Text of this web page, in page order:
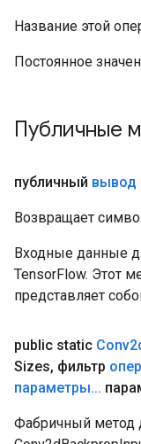
Название этой
Постоянное
Публичные
публичный вывод
Возвращает
Входные данные
TensorFlow. Этот
представляет
public static
Sizes, фильтр
параметры...
Фабричный метод